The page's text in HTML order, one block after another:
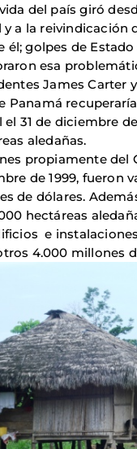
del país giró
a la reivindicación
él; golpes de
esa
James Carter
Panamá
el 31 de diciembre
aledañas.
propiamente del
de 1999, fueron
de dólares.
hectáreas
e
4.000 millones